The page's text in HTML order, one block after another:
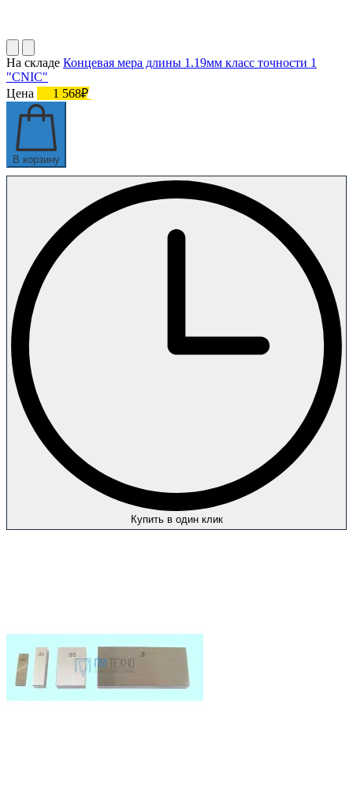
На складе Концевая мера длины 1.19мм класс точности 1
"CNIC"
Цена
1 568₽
В корзину
Купить в один клик